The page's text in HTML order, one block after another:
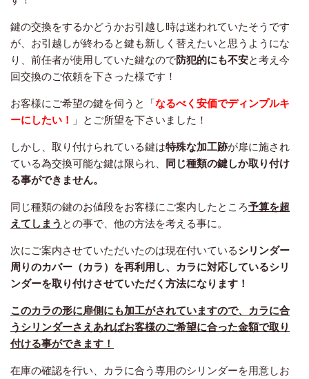
鍵の交換をするかどうかお引越し時は迷われていたそうです
が、お引越しが終わると鍵も新しく替えたいと思うようにな
り、前任者が使用していた鍵なので防犯的にも不安と考え今
回交換のご依頼を下さった様です！
お客様にご希望の鍵を伺うと「なるべく安価でディンプルキ
ーにしたい！
」とご所望を下さいました！
しかし、取り付けられている鍵は特殊な加工跡が扉に施され
ている為交換可能な鍵は限られ、 同じ種類の鍵しか取り付け
る事ができません。
同じ種類の鍵のお値段をお客様にご案内したところ予算を超
えてしまう との事で、他の方法を考える事に。
次にご案内させていただいたのは現在付いているシリンダー
周りのカバー（カラ）を再利用し、カラに対応しているシリ
ンダーを取り付けさせていただく方法になります！
このカラの形に扉側にも加工がされていますので、カラに合
うシリンダーさえあればお客様のご希望に合った金額で取り
付ける事ができます！
在庫の確認を行い、カラに合う専用のシリンダーを用意しお